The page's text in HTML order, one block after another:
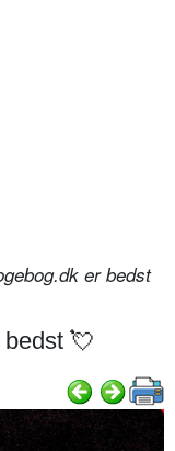
er bedst
💘